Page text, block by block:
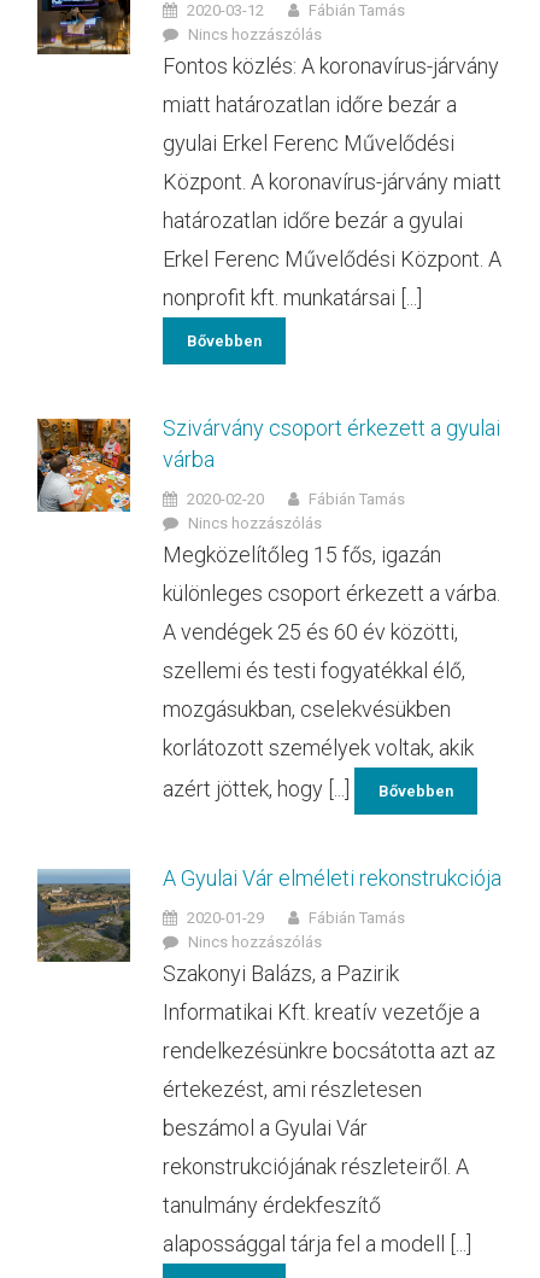
2020-03-12
Fábián Tamás
Nincs hozzászólás
Fontos közlés: A koronavírus-járvány
miatt határozatlan időre bezár a
gyulai Erkel Ferenc Művelődési
Központ. A koronavírus-járvány miatt
határozatlan időre bezár a gyulai
Erkel Ferenc Művelődési Központ. A
nonprofit kft. munkatársai [...]
Bővebben
Szivárvány csoport érkezett a gyulai
várba
2020-02-20
Fábián Tamás
Nincs hozzászólás
Megközelítőleg 15 fős, igazán
különleges csoport érkezett a várba.
A vendégek 25 és 60 év közötti,
szellemi és testi fogyatékkal élő,
mozgásukban, cselekvésükben
korlátozott személyek voltak, akik
azért jöttek, hogy [...]
Bővebben
A Gyulai Vár elméleti rekonstrukciója
2020-01-29
Fábián Tamás
Nincs hozzászólás
Szakonyi Balázs, a Pazirik
Informatikai Kft. kreatív vezetője a
rendelkezésünkre bocsátotta azt az
értekezést, ami részletesen
beszámol a Gyulai Vár
rekonstrukciójának részleteiről. A
tanulmány érdekfeszítő
alapossággal tárja fel a modell [...]